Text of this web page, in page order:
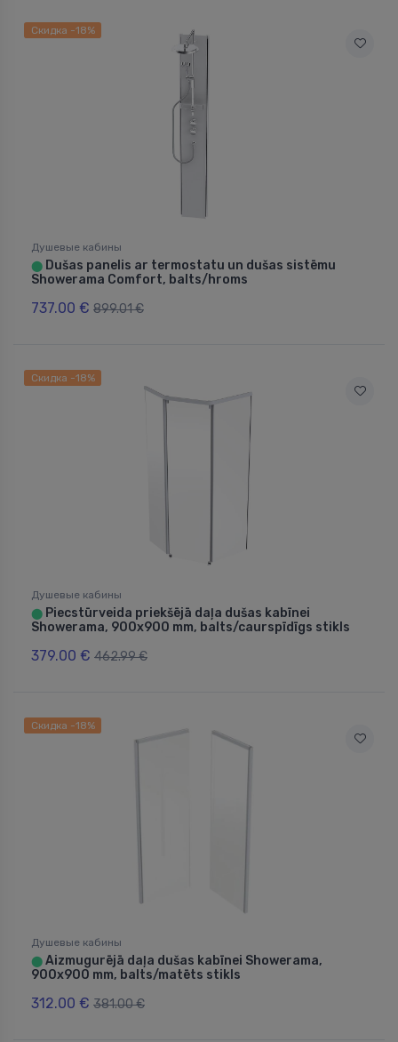
Скидка -18%
Душевые кабины
⬤ Dušas panelis ar termostatu un dušas sistēmu
Showerama Comfort, balts/hroms
737.00 € 899.01 €
Скидка -18%
Душевые кабины
⬤ Piecstūrveida priekšējā daļa dušas kabīnei
Showerama, 900x900 mm, balts/caurspīdīgs stikls
379.00 € 462.99 €
Скидка -18%
Душевые кабины
⬤ Aizmugurējā daļa dušas kabīnei Showerama,
900x900 mm, balts/matēts stikls
312.00 € 381.00 €